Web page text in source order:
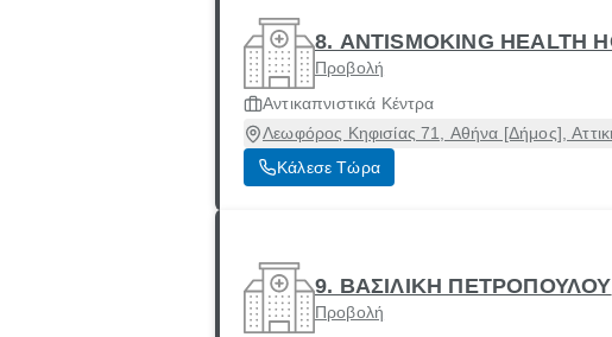
8. ANTISMOKING HEALTH
Προβολή
Αντικαπνιστικά Κέντρα
Λεωφόρος Κηφισίας 71, Αθήνα [Δήμος],
Κάλεσε Τώρα
9. ΒΑΣΙΛΙΚΗ ΠΕΤΡΟΠΟΥΛΟΥ
Προβολή